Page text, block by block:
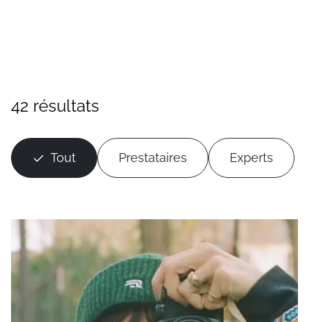
42 résultats
Tout Prestataires Experts